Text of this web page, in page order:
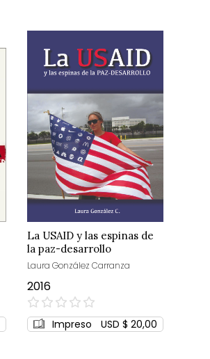
La USAID y las espinas de
la paz-desarrollo
Laura González Carranza
2016
0%
Impreso USD $ 20,00